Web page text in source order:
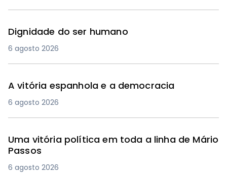
Dignidade do ser humano
6 agosto 2026
A vitória espanhola e a democracia
6 agosto 2026
Uma vitória política em toda a linha de Mário
Passos
6 agosto 2026